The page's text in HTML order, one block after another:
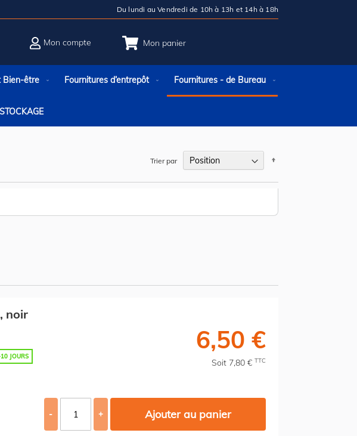
Du lundi au Vendredi de 10h à 13h et 14h à 18h
Mon panier
Mon compte
Bien-être Fournitures d’entrepôt Fournitures - de Bureau
Trier par
noir
JOURS
6,50 €
Soit 7,80 € TTC
- + Ajouter au panier